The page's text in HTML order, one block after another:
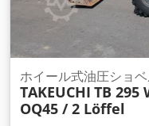
ホイール式油圧ショ
TAKEUCHI TB 295
OQ45 / 2 Löffel